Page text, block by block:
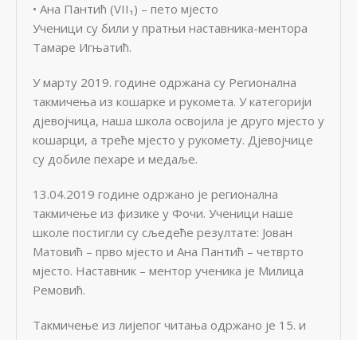
• Ана Пантић (VII₁) – пето мјесто
Ученици су били у пратњи наставника-ментора
Тамаре Игњатић.
У марту 2019. године одржана су Регионална
такмичења из кошарке и рукомета. У категорији
дјевојчица, наша школа освојила је друго мјесто у
кошарци, а треће мјесто у рукомету. Дјевојчице
су добиле пехаре и медаље.
13.04.2019 године одржано је регионална
такмичење из физике у Фочи. Ученици наше
школе постигли су сљедеће резултате: Јован
Матовић – прво мјесто и Ана Пантић – четврто
мјесто. Наставник – ментор ученика је Милица
Ремовић.
Такмичење из лијепог читања одржано је 15. и